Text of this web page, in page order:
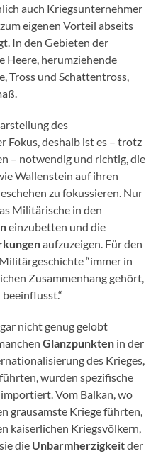
auch Kriegsunternehmer
eigenen Vorteil abseits
In den Gebieten der
Heere, herumziehende
Tross und Schattentross,
des
Fokus, deshalb ist es – trotz
– notwendig und richtig, die
Wallenstein auf ihren
zu fokussieren. Nur
Militärische in den
einzubetten und die
aufzuzeigen. Für den
“immer in
Zusammenhang gehört,
nicht genug gelobt
Glanzpunkten in der
des Krieges,
wurden spezifische
importiert. Vom Balkan, wo
grausamste Kriege führten,
kaiserlichen Kriegsvölkern,
die Unbarmherzigkeitder